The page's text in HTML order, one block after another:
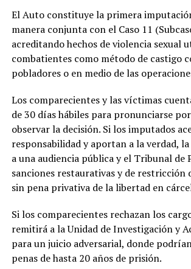
El Auto constituye la primera
manera conjunta con el Caso 11
acreditando hechos de violencia sexual
combatientes como método de castigo
pobladores o en medio de las
Los comparecientes y las víctimas
de 30 días hábiles para pronunciarse
observar la decisión. Si los imputados
responsabilidad y aportan a la verdad, la
a una audiencia pública y el Tribunal de
sanciones restaurativas y de restricción
sin pena privativa de la libertad en
Si los comparecientes rechazan los
remitirá a la Unidad de Investigación y
para un juicio adversarial, donde
penas de hasta 20 años de prisión.